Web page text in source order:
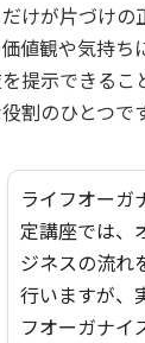
けが片づけの
値観や気持ち
提示できる
割のひとつで
ライフオーガ
定講座では、
ジネスの流れ
行いますが、
フオーガナイ